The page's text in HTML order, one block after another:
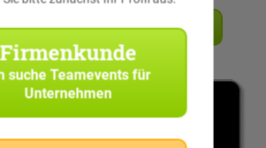
anfordern
Firmenkunde
sucheTeamevents für
Unternehmen